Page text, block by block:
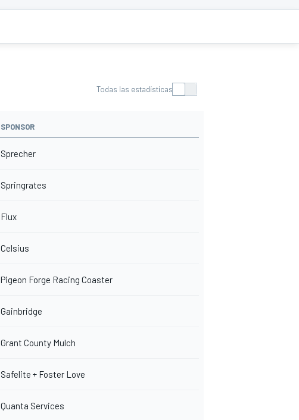
Todas las estadísticas
SPONSOR
Sprecher
Springrates
Flux
Celsius
Pigeon Forge Racing Coaster
Gainbridge
Grant County Mulch
Safelite + Foster Love
Quanta Services